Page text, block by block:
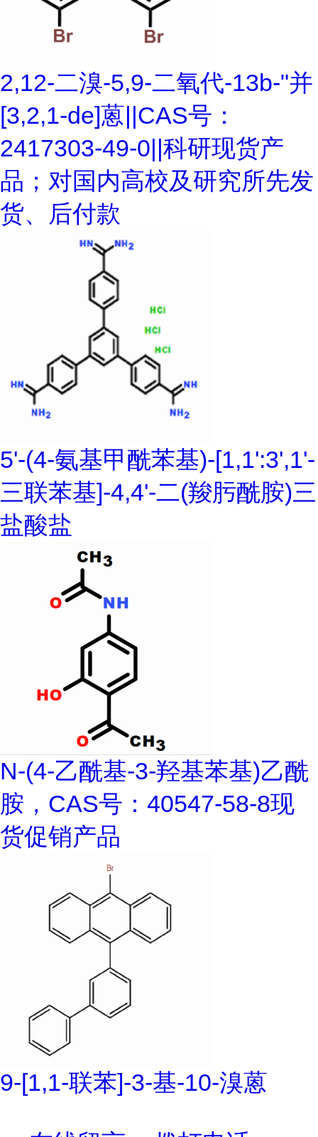
2,12-二溴-5,9-二氧代-13b-"并
[3,2,1-de]蒽||CAS号：
2417303-49-0||科研现货产
品；对国内高校及研究所先发
货、后付款
5'-(4-氨基甲酰苯基)-[1,1':3',1'-
三联苯基]-4,4'-二(羧肟酰胺)三
盐酸盐
N-(4-乙酰基-3-羟基苯基)乙酰
胺，CAS号：40547-58-8现
货促销产品
9-[1,1-联苯]-3-基-10-溴蒽